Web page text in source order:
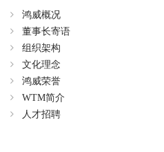
鸿威概况
董事长寄语
组织架构
文化理念
鸿威荣誉
WTM简介
人才招聘